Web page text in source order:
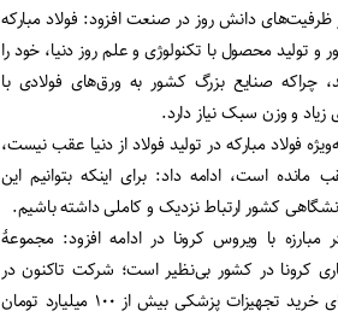
ظرفیت‌های دانش روز در صنعت افزود: فولاد مبارکه
کشور و تولید محصول با تکنولوژی و علم روز دنیا، خود را
چراکه صنایع بزرگ کشور به ورق‌های فولادی با
و وزن سبک نیاز دارد.
فولاد مبارکه در تولید فولاد از دنیا عقب نیست،
است، ادامه داد: برای اینکه بتوانیم این
کشور ارتباط نزدیک و کاملی داشته باشیم.
مبارزه با ویروس کرونا در ادامه افزود: مجموعۀ
کرونا در کشور بی‌نظیر است؛ شرکت تاکنون در
زمینۀ مساعدت به بیمارستان‌ها و مراکز درمانی برای خرید تجهیزات پزشکی بیش از ۱۰۰ میلیارد تومان